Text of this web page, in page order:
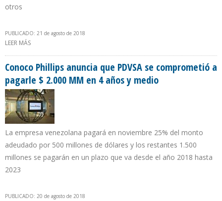
otros
PUBLICADO: 21 de agosto de 2018
LEER MÁS
Conoco Phillips anuncia que PDVSA se comprometió a
pagarle $ 2.000 MM en 4 años y medio
La empresa venezolana pagará en noviembre 25% del monto
adeudado por 500 millones de dólares y los restantes 1.500
millones se pagarán en un plazo que va desde el año 2018 hasta
2023
PUBLICADO: 20 de agosto de 2018